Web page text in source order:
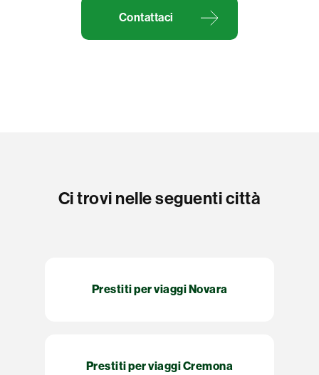
Contattaci
Ci trovi nelle seguenti città
Prestiti per viaggi Novara
Prestiti per viaggi Cremona